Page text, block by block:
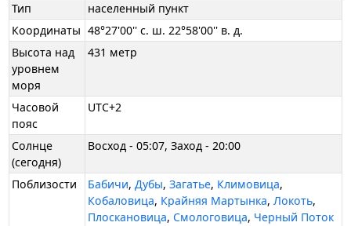
Тип
населенный пункт
Координаты 48°27'00'' с. ш. 22°58'00'' в. д.
Высота над
уровнем
моря
431 метр
Часовой
пояс
UTC+2
Солнце
(сегодня)
Восход - 05:07, Заход - 20:00
Поблизости Бабичи,Дубы,Загатье, Климовица,
Кобаловица, Крайняя Мартынка,Локоть,
Плоскановица, Смологовица, Черный Поток